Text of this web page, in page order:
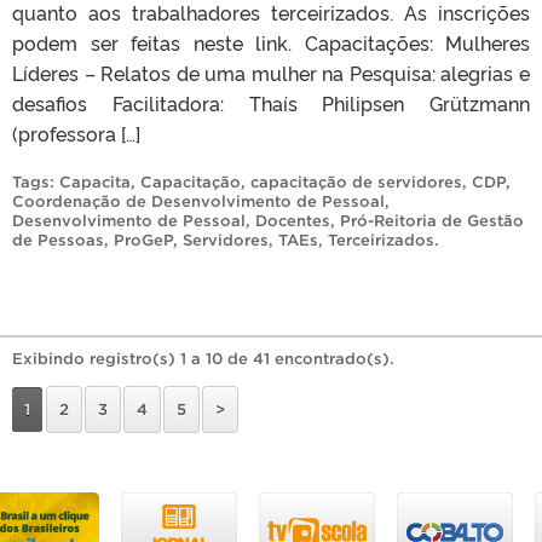
quanto aos trabalhadores terceirizados. As inscrições
podem ser feitas neste link. Capacitações: Mulheres
Líderes – Relatos de uma mulher na Pesquisa: alegrias e
desafios Facilitadora: Thaís Philipsen Grützmann
(professora […]
Tags: Capacita, Capacitação, capacitação de servidores, CDP,
Coordenação de Desenvolvimento de Pessoal,
Desenvolvimento de Pessoal, Docentes, Pró-Reitoria de Gestão
de Pessoas, ProGeP, Servidores, TAEs, Terceirizados.
Exibindo registro(s) 1 a 10 de 41 encontrado(s).
1 2 3 4 5 >